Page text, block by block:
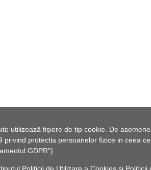
utilizează fișiere de tip cookie. De
protectia persoanelor fizice in ceea
GDPR").